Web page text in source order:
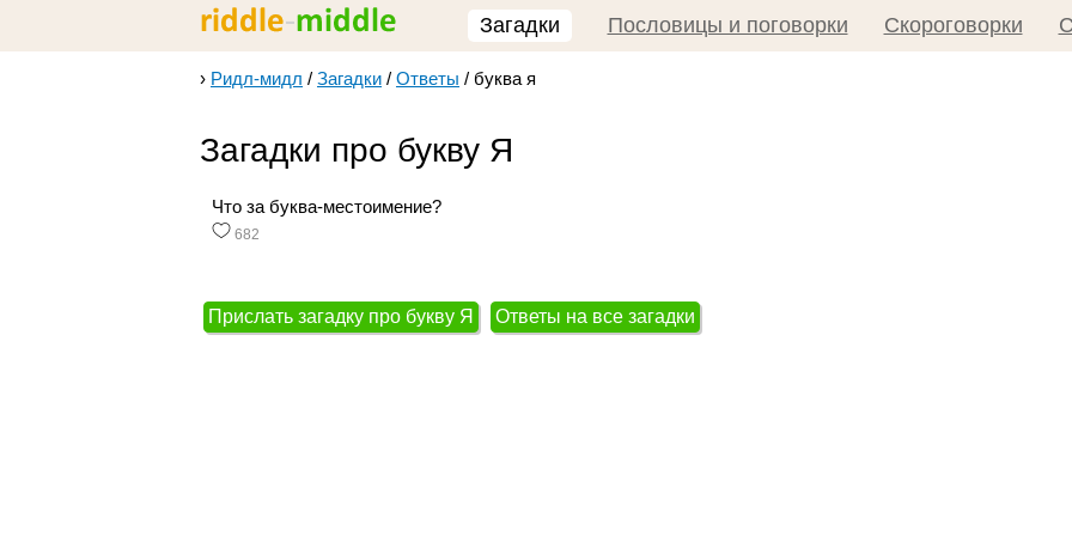
Загадки Пословицы и поговорки Скороговорки
› Ридл-мидл / Загадки / Ответы / буква я
Загадки про букву Я
Что за буква-местоимение?
682
Прислать загадку про букву Я Ответы на все загадки